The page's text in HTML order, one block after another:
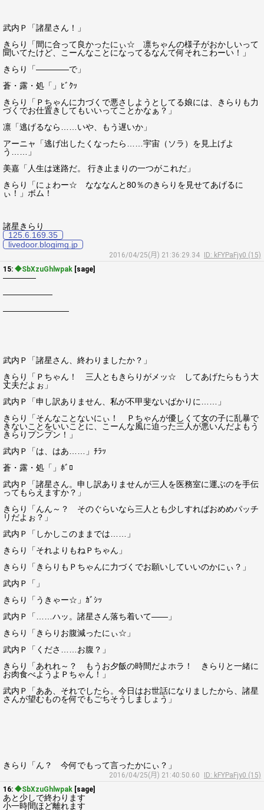
武内Ｐ「諸星さん！」
きらり「間に合って良かったにぃ☆ 凛ちゃんの様子がおかしいって
聞いてたけど、こーんなことになってるなんて何それこわーい！」
きらり「――――で」
蒼・露・処「」ﾋﾞｸｯ
きらり「Ｐちゃんに力づくで悪さしようとしてる娘には、きらりも力
づくでお仕置きしてもいいってことかなぁ？」
凛「逃げるなら……いや、もう遅いか」
アーニャ「逃げ出したくなったら……宇宙（ソラ）を見上げよ
う……」
美嘉「人生は迷路だ。 行き止まりの一つがこれだ」
きらり「にょわー☆ なななんと80％のきらりを見せてあげるに
ぃ！」ボム！
諸星きらり
125.6.169.35
livedoor.blogimg.jp
2016/04/25(月) 21:36:29.34
ID: kFYPaFjy0 (15)
15: ◆SbXzuGhlwpak [sage]
――――
――――――
――――――――
武内Ｐ「諸星さん、終わりましたか？」
きらり「Ｐちゃん！ 三人ともきらりがメッ☆ してあげたらもう大
丈夫だよぉ」
武内Ｐ「申し訳ありません、私が不甲斐ないばかりに……」
きらり「そんなことないにぃ！ Ｐちゃんが優しくて女の子に乱暴で
きないことをいいことに、こーんな風に迫った三人が悪いんだよもう
きらりプンプン！」
武内Ｐ「は、はあ……」ﾁﾗｯ
蒼・露・処「」ﾎﾞﾛ
武内Ｐ「諸星さん。申し訳ありませんが三人を医務室に運ぶのを手伝
ってもらえますか？」
きらり「んん～？ そのぐらいなら三人とも少しすればおめめパッチ
リだよぉ？」
武内Ｐ「しかしこのままでは……」
きらり「それよりもねＰちゃん」
きらり「きらりもＰちゃんに力づくでお願いしていいのかにぃ？」
武内Ｐ「」
きらり「うきゃー☆」ｶﾞｼｯ
武内Ｐ「……ハッ。諸星さん落ち着いて――」
きらり「きらりお腹減ったにぃ☆」
武内Ｐ「くださ……お腹？」
きらり「あれれ～？ もうお夕飯の時間だよホラ！ きらりと一緒に
お肉食べようよＰちゃん！」
武内Ｐ「ああ、それでしたら。今日はお世話になりましたから、諸星
さんが望むものを何でもごちそうしましょう」
きらり「ん？ 今何でもって言ったかにぃ？」
2016/04/25(月) 21:40:50.60
ID: kFYPaFjy0 (15)
16: ◆SbXzuGhlwpak [sage]
あと少しで終わります
小一時間ほど離れます